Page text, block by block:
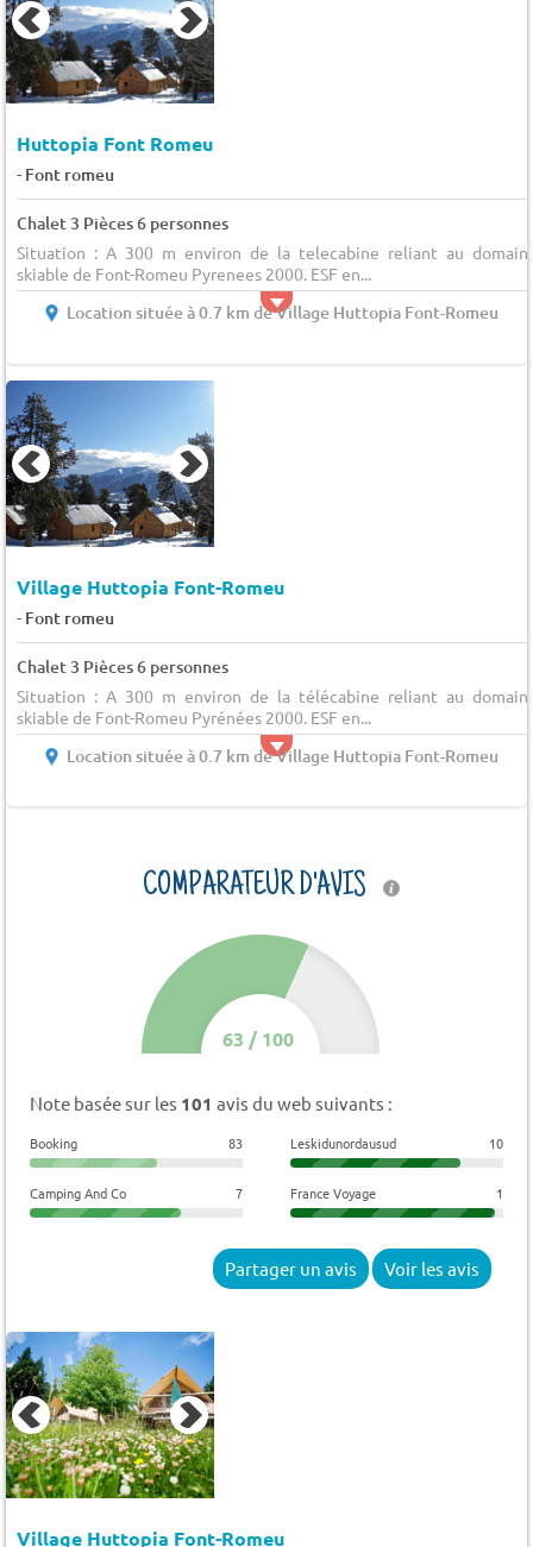
Huttopia Font Romeu
- Font romeu
Chalet 3 Pièces 6 personnes
Situation : A 300 m environ de la telecabine reliant au
skiable de Font-Romeu Pyrenees 2000. ESF en...
Location située à 0.7 km de Village Huttopia Font-Romeu
Village Huttopia Font-Romeu
- Font romeu
Chalet 3 Pièces 6 personnes
Situation : A 300 m environ de la télécabine reliant au
skiable de Font-Romeu Pyrénées 2000. ESF en...
Location située à 0.7 km de Village Huttopia Font-Romeu
COMPARATEUR D'AVIS
63 /100
Note basée sur les 101 avis du web suivants :
Booking 83 Leskidunordausud 10
Camping And Co 7 France Voyage 1
Partager un avis Voir les avis
Village Huttopia Font-Romeu